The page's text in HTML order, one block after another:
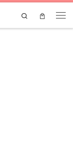
Search